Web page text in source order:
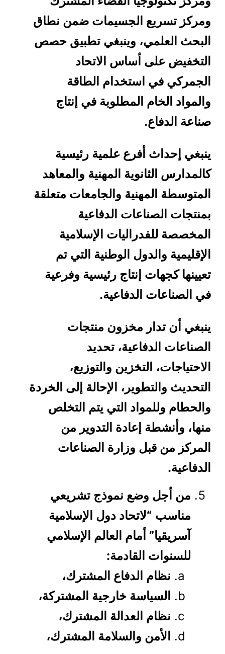
ومركز تسريع الجسيمات ضمن نطاق
البحث العلمي، وينبغي تطبيق حصص
التخفيض على أساس الاتحاد
الجمركي في استخدام الطاقة
والمواد الخام المطلوبة في إنتاج
صناعة الدفاع.
ينبغي إحداث أفرع علمية رئيسية
كالمدارس الثانوية المهنية والمعاهد
المتوسطة المهنية والجامعات متعلقة
بمنتجات الصناعات الدفاعية
المخصصة للفدراليات الإسلامية
الإقليمية والدول الوطنية التي تم
تعيينها كجهات إنتاج رئيسية وفرعية
في الصناعات الدفاعية.
ينبغي أن تدار مخزون منتجات
الصناعات الدفاعية، تحديد
الاحتياجات، التخزين والتوزيع،
التحديث والتطوير، الإحالة إلى الخردة
والحطام وللمواد التي يتم التخلص
منها، وأنشطة إعادة التدوير من
المركز من قبل وزارة الصناعات
الدفاعية.
من أجل وضع نموذج تشريعي
مناسب “لاتحاد دول الإسلامية
آسريقيا” أمام العالم الإسلامي
للسنوات القادمة:
نظام الدفاع المشترك،
السياسة خارجية المشتركة،
نظام العدالة المشترك،
الأمن والسلامة المشترك،